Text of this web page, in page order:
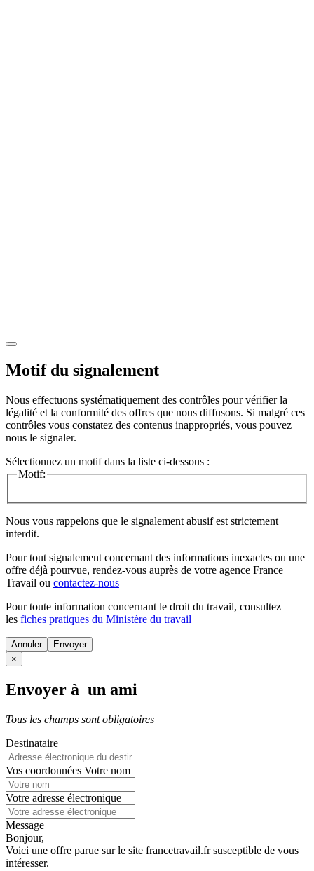
Motif du signalement
Nous effectuons systématiquement des contrôles pour vérifier la
légalité et la conformité des offres que nous diffusons. Si malgré ces
contrôles vous constatez des contenus inappropriés, vous pouvez
nous le signaler.
Sélectionnez un motif dans la liste ci-dessous :
Motif:
Nous vous rappelons que le signalement abusif est strictement
interdit.
Pour tout signalement concernant des informations inexactes ou une
offre déjà pourvue, rendez-vous auprès de votre agence France
Travail ou contactez-nous
Pour toute information concernant le droit du travail, consultez
les fiches pratiques du Ministère du travail
Annuler
×
Envoyer à un ami
Tous les champs sont obligatoires
Destinataire
Vos coordonnées Votre nom
Votre adresse électronique
Message
Bonjour,
Voici une offre parue sur le site francetravail.fr susceptible de vous
intéresser.